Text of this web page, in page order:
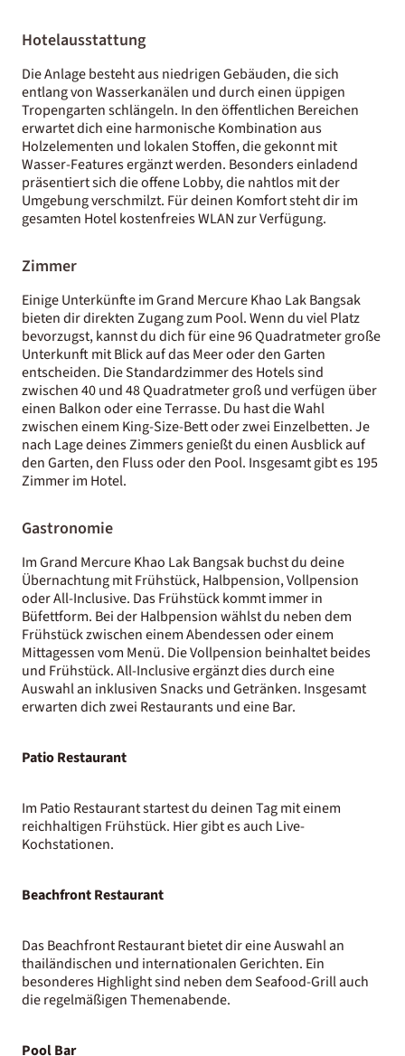
Hotelausstattung
Die Anlage besteht aus niedrigen Gebäuden, die sich
entlang von Wasserkanälen und durch einen üppigen
Tropengarten schlängeln. In den öffentlichen Bereichen
erwartet dich eine harmonische Kombination aus
Holzelementen und lokalen Stoffen, die gekonnt mit
Wasser-Features ergänzt werden. Besonders einladend
präsentiert sich die offene Lobby, die nahtlos mit der
Umgebung verschmilzt. Für deinen Komfort steht dir im
gesamten Hotel kostenfreies WLAN zur Verfügung.
Zimmer
Einige Unterkünfte im Grand Mercure Khao Lak Bangsak
bieten dir direkten Zugang zum Pool. Wenn du viel Platz
bevorzugst, kannst du dich für eine 96 Quadratmeter große
Unterkunft mit Blick auf das Meer oder den Garten
entscheiden. Die Standardzimmer des Hotels sind
zwischen 40 und 48 Quadratmeter groß und verfügen über
einen Balkon oder eine Terrasse. Du hast die Wahl
zwischen einem King-Size-Bett oder zwei Einzelbetten. Je
nach Lage deines Zimmers genießt du einen Ausblick auf
den Garten, den Fluss oder den Pool. Insgesamt gibt es 195
Zimmer im Hotel.
Gastronomie
Im Grand Mercure Khao Lak Bangsak buchst du deine
Übernachtung mit Frühstück, Halbpension, Vollpension
oder All-Inclusive. Das Frühstück kommt immer in
Büfettform. Bei der Halbpension wählst du neben dem
Frühstück zwischen einem Abendessen oder einem
Mittagessen vom Menü. Die Vollpension beinhaltet beides
und Frühstück. All-Inclusive ergänzt dies durch eine
Auswahl an inklusiven Snacks und Getränken. Insgesamt
erwarten dich zwei Restaurants und eine Bar.
Patio Restaurant
Im Patio Restaurant startest du deinen Tag mit einem
reichhaltigen Frühstück. Hier gibt es auch Live-
Kochstationen.
Beachfront Restaurant
Das Beachfront Restaurant bietet dir eine Auswahl an
thailändischen und internationalen Gerichten. Ein
besonderes Highlight sind neben dem Seafood-Grill auch
die regelmäßigen Themenabende.
Pool Bar